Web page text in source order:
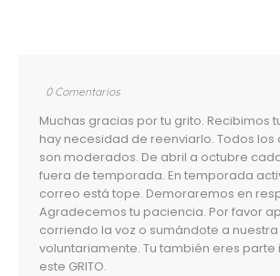
0 Comentarios
Muchas gracias por tu grito. Recibimos
hay necesidad de reenviarlo. Todos
son moderados. De abril a octubre
fuera de temporada. En temporada
correo está tope. Demoraremos en
Agradecemos tu paciencia. Por favor
corriendo la voz o sumándote a
voluntariamente. Tu también eres
este GRITO.